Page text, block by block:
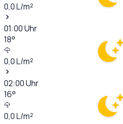
0,0L/m²
01:00Uhr
18°
0,0L/m²
02:00Uhr
16°
0,0L/m²